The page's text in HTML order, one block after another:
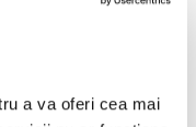
a va oferi cea mai